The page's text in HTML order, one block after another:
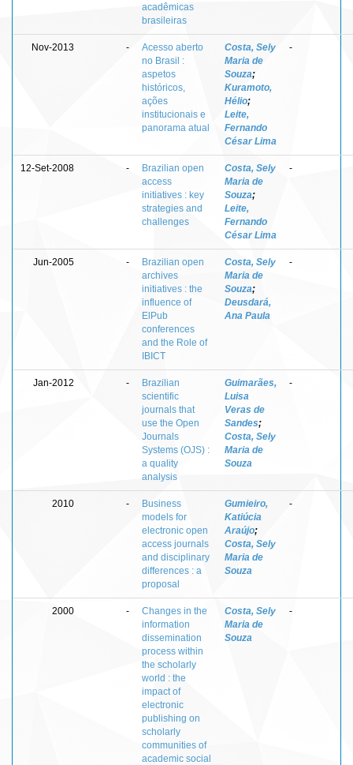
acadêmicas
brasileiras
Nov-2013 -
Acesso aberto
no Brasil :
aspetos
históricos,
ações
institucionais e
panorama atual
Costa, Sely
Maria de
Souza;
Kuramoto,
Hélio;
Leite,
Fernando
César Lima
-
12-Set-2008 -
Brazilian open
access
initiatives : key
strategies and
challenges
Costa, Sely
Maria de
Souza;
Leite,
Fernando
César Lima
-
Jun-2005 -
Brazilian open
archives
initiatives : the
influence of
ElPub
conferences
and the Role of
IBICT
Costa, Sely
Maria de
Souza;
Deusdará,
Ana Paula
-
Jan-2012 -
Brazilian
scientific
journals that
use the Open
Journals
Systems (OJS) :
a quality
analysis
Guimarães,
Luisa
Veras de
Sandes;
Costa, Sely
Maria de
Souza
-
2010 -
Business
models for
electronic open
access journals
and disciplinary
differences : a
proposal
Gumieiro,
Katiúcia
Araújo;
Costa, Sely
Maria de
Souza
-
2000 -
Changes in the
information
dissemination
process within
the scholarly
world : the
impact of
electronic
publishing on
scholarly
communities of
academic social
Costa, Sely
Maria de
Souza
-